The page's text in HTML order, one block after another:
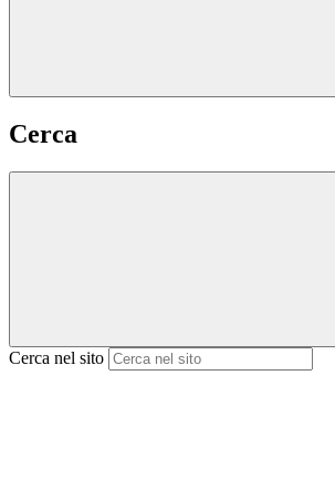
Cerca
Cerca nel sito